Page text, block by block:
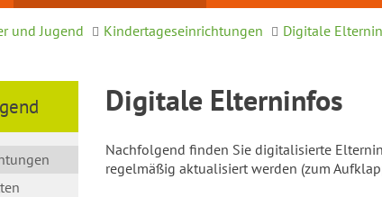
und Jugend Kindertageseinrichtungen Digitale
Digitale Elterninfos
Nachfolgend finden Sie digitalisierte
regelmäßig aktualisiert werden (zum